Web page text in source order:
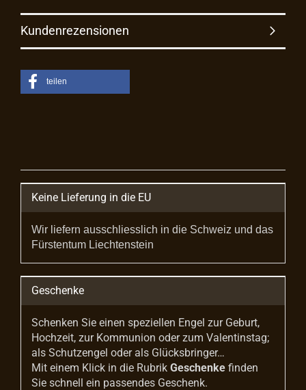
Kundenrezensionen
teilen
Keine Lieferung in die EU
Wir liefern ausschliesslich in die Schweiz und das
Fürstentum Liechtenstein
Geschenke
Schenken Sie einen speziellen Engel zur Geburt,
Hochzeit, zur Kommunion oder zum Valentinstag;
als Schutzengel oder als Glücksbringer…
Mit einem Klick in die Rubrik Geschenke finden
Sie schnell ein passendes Geschenk.